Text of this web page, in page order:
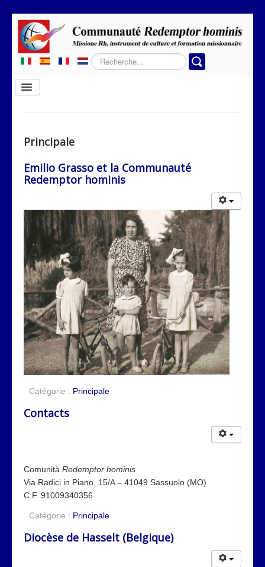
Rechercher
Basculer
Qui sommes-nous
Rubriques
Principale
Emilio Grasso et la Communauté
Redemptor hominis
Catégorie : Principale
Contacts
Comunità Redemptor hominis
Via Radici in Piano, 15/A – 41049 Sassuolo (MO)
C.F. 91009340356
Catégorie : Principale
Diocèse de Hasselt (Belgique)